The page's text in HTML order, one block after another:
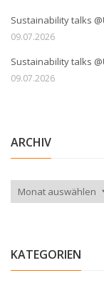
Sustainability talks
09.07.2026
Sustainability talks
09.07.2026
ARCHIV
Archiv
KATEGORIEN